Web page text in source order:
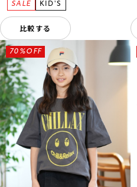
比較する
70%OFF